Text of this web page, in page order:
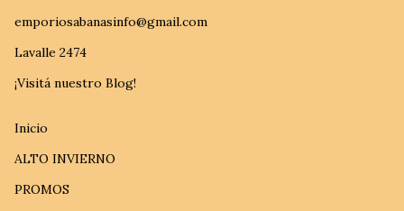
emporiosabanasinfo@gmail.com
Lavalle 2474
¡Visitá nuestro Blog!
Inicio
ALTO INVIERNO
PROMOS